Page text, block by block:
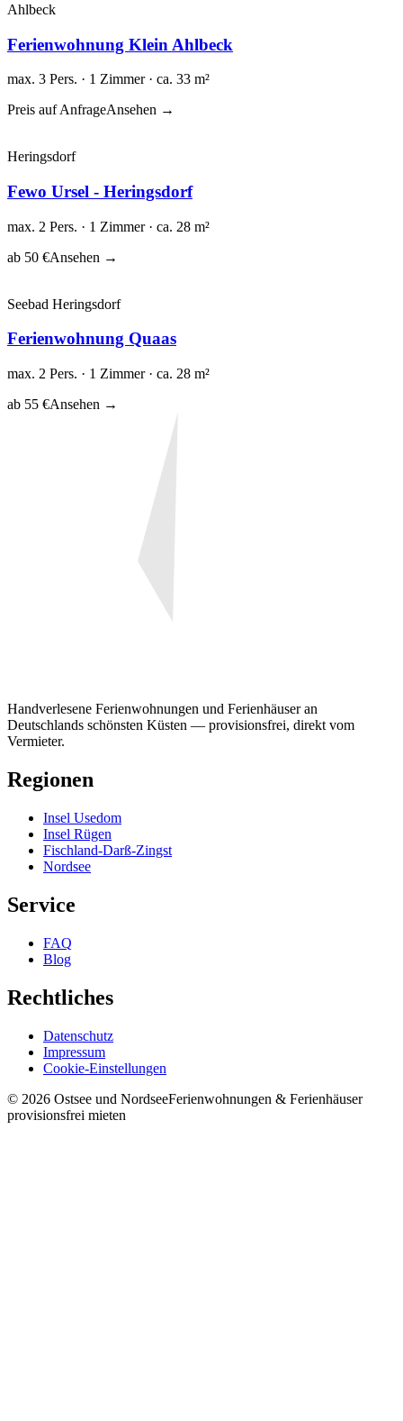
Ahlbeck
Ferienwohnung Klein Ahlbeck
max. 3 Pers. · 1 Zimmer · ca. 33 m²
Preis auf AnfrageAnsehen →
Heringsdorf
Fewo Ursel - Heringsdorf
max. 2 Pers. · 1 Zimmer · ca. 28 m²
ab 50 €Ansehen →
Seebad Heringsdorf
Ferienwohnung Quaas
max. 2 Pers. · 1 Zimmer · ca. 28 m²
ab 55 €Ansehen →
Handverlesene Ferienwohnungen und Ferienhäuser an
Deutschlands schönsten Küsten — provisionsfrei, direkt vom
Vermieter.
Regionen
Insel Usedom
Insel Rügen
Fischland-Darß-Zingst
Nordsee
Service
FAQ
Blog
Rechtliches
Datenschutz
Impressum
Cookie-Einstellungen
© 2026 Ostsee und NordseeFerienwohnungen & Ferienhäuser
provisionsfrei mieten